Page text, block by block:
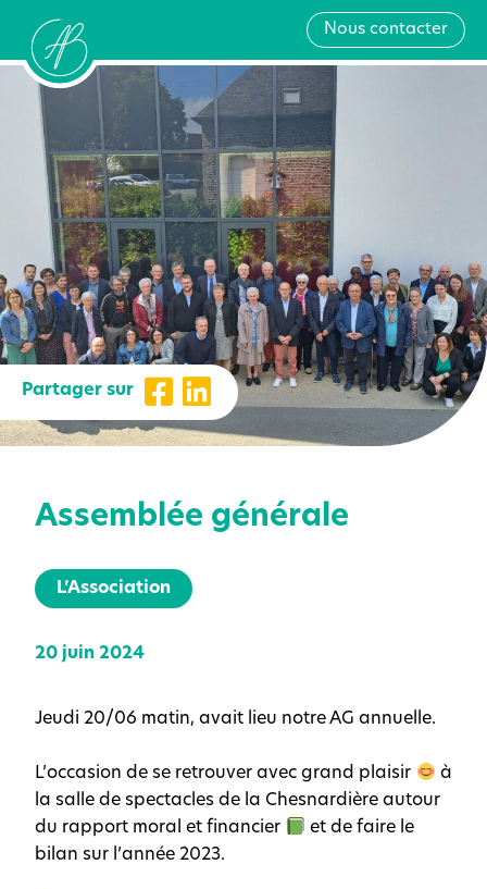
Nous contacter
Partager sur
Assemblée générale
L’Association
20 juin 2024
Jeudi 20/06 matin, avait lieu notre AG annuelle.
L’occasion de se retrouver avec grand plaisir
à
la salle de spectacles de la Chesnardière autour
du rapport moral et financier
et de faire le
bilan sur l’année 2023.